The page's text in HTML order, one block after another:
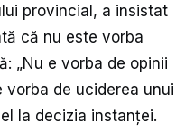
provincial, a insistat
că nu este vorba
„Nu e vorba de opinii
vorba de uciderea unui
la decizia instanței.